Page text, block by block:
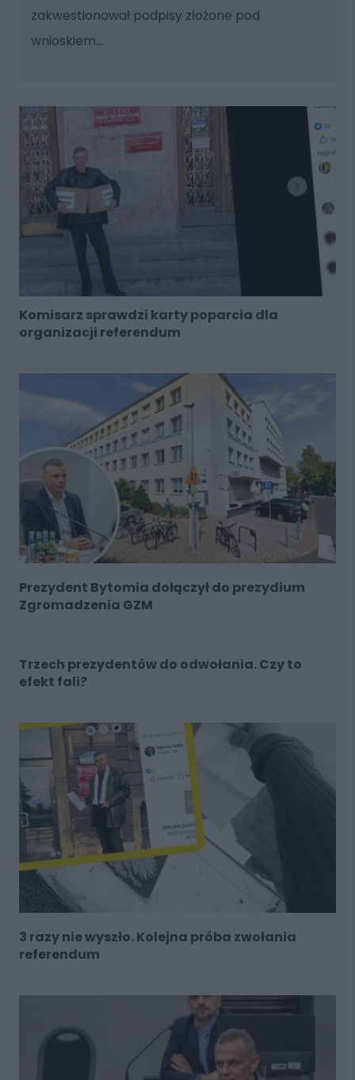
zakwestionował podpisy złożone pod
wnioskiem...
Komisarz sprawdzi karty poparcia dla
organizacji referendum
Prezydent Bytomia dołączył do prezydium
Zgromadzenia GZM
Trzech prezydentów do odwołania. Czy to
efekt fali?
3 razy nie wyszło. Kolejna próba zwołania
referendum